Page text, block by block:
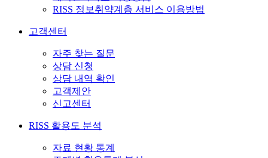
RISS 정보취약계층 서비스 이용방법
고객센터
자주 찾는 질문
상담 신청
상담 내역 확인
고객제안
신고센터
RISS 활용도 분석
자료 현황 통계